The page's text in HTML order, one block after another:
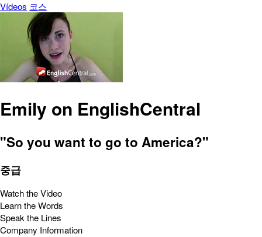
Vídeos 코스
Emily on EnglishCentral
"So you want to go to America?"
중급
Watch the Video
Learn the Words
Speak the Lines
Company Information